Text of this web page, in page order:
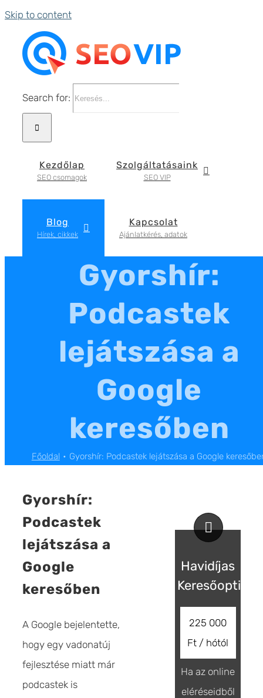
Skip to content
Search for:
Kezdőlap
SEO csomagok
Szolgáltatásaink
SEO VIP
Blog
Hírek, cikkek
Kapcsolat
Ajánlatkérés, adatok
Gyorshír:
Podcastek
lejátszása a
Google
keresőben
Főoldal Gyorshír: Podcastek lejátszása a Google
Gyorshír:
Podcastek
lejátszása a
Google
keresőben
A Google bejelentette,
hogy egy vadonatúj
fejlesztése miatt már
podcastek is
Havidíjas
225 000
Ft / hótól
Ha az online
eléréseidből